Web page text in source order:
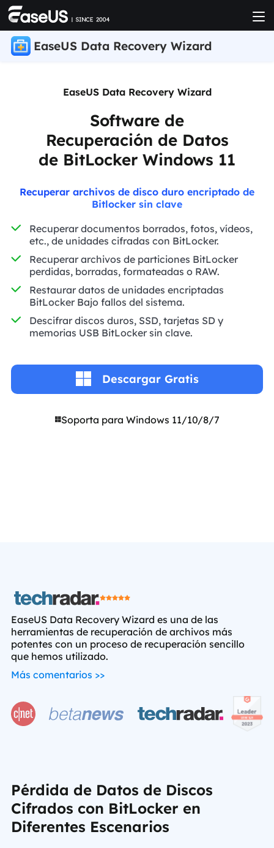
EaseUS Data Recovery Wizard
EaseUS Data Recovery Wizard
Software de
Recuperación de Datos
de BitLocker Windows 11
Recuperar archivos de disco duro encriptado de
Bitlocker sin clave
Recuperar documentos borrados, fotos, vídeos,
etc., de unidades cifradas con BitLocker.
Recuperar archivos de particiones BitLocker
perdidas, borradas, formateadas o RAW.
Restaurar datos de unidades encriptadas
BitLocker Bajo fallos del sistema.
Descifrar discos duros, SSD, tarjetas SD y
memorias USB BitLocker sin clave.
Descargar Gratis
Soporta para Windows 11/10/8/7

EaseUS Data Recovery Wizard es una de las
herramientas de recuperación de archivos más
potentes con un proceso de recuperación sencillo
que hemos utilizado.
Más comentarios >>
Pérdida de Datos de Discos
Cifrados con BitLocker en
Diferentes Escenarios